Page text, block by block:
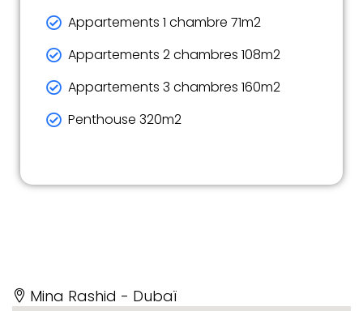
Appartements 1 chambre 71m2
Appartements 2 chambres 108m2
Appartements 3 chambres 160m2
Penthouse 320m2
Mina Rashid - Dubaï